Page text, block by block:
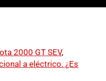
2000 GTSEV,
a eléctrico. ¿Es